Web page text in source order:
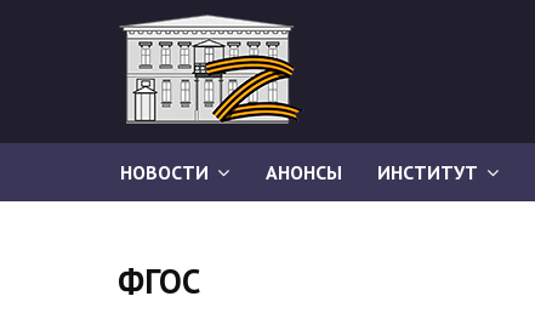
НОВОСТИ АНОНСЫ ИНСТИТУТ
ФГОС